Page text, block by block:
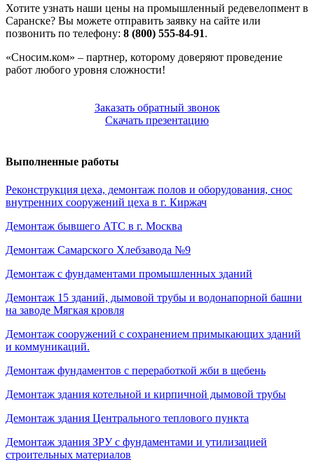
Хотите узнать наши цены на промышленный редевелопмент в
Саранске? Вы можете отправить заявку на сайте или
позвонить по телефону: 8 (800) 555-84-91.
«Сносим.ком» – партнер, которому доверяют проведение
работ любого уровня сложности!
Заказать обратный звонок
Скачать презентацию
Выполненные работы
Реконструкция цеха, демонтаж полов и оборудования, снос
внутренних сооружений цеха в г. Киржач
Демонтаж бывшего АТС в г. Москва
Демонтаж Самарского Хлебзавода №9
Демонтаж с фундаментами промышленных зданий
Демонтаж 15 зданий, дымовой трубы и водонапорной башни
на заводе Мягкая кровля
Демонтаж сооружений с сохранением примыкающих зданий
и коммуникаций.
Демонтаж фундаментов с переработкой жби в щебень
Демонтаж здания котельной и кирпичной дымовой трубы
Демонтаж здания Центрального теплового пункта
Демонтаж здания ЗРУ с фундаментами и утилизацией
строительных материалов